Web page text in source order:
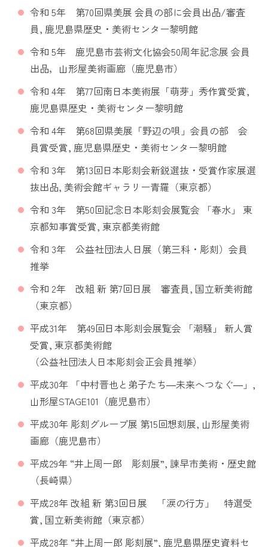
令和 5年 第70回県美展 会員の部に会員出品/審査
員, 鹿児島県歴史・美術センター黎明館
令和 5年 鹿児島市芸術文化協会50周年記念展 会員
出品，山形屋美術画廊（鹿児島市）
令和 4年 第77回南日本美術展「萌芽」秀作賞受賞,
鹿児島県歴史・美術センター黎明館
令和 4年 第68回県美展「野辺の唄」会員の部 会
員賞受賞, 鹿児島県歴史・美術センター黎明館
令和 3年 第13回日本彫刻会新鋭選抜・受賞作家展選
抜出品, 美術会館ギャラリー青羅（東京都）
令和 3年 第50回記念日本彫刻会展覧会 「春水」 東
京都知事賞受賞, 東京都美術館
令和 3年 公益社団法人日展（第三科・彫刻）会員
推挙
令和 2年 改組 新 第7回日展 審査員, 国立新美術館
（東京都）
平成31年 第49回日本彫刻会展覧会 「潮騒」 新人賞
受賞, 東京都美術館
（公益社団法人日本彫刻会正会員推挙）
平成30年 「中村晋也と弟子たち―未来へつなぐ―」,
山形屋STAGE101（鹿児島市）
平成30年 彫刻グループ展 第15回想刻展, 山形屋美術
画廊（鹿児島市）
平成29年 “井上周一郎 彫刻展”, 諫早市美術・歴史館
（長崎県）
平成28年 改組 新 第3回日展 「涙の行方」 特選受
賞, 国立新美術館（東京都）
平成28年 “井上周一郎 彫刻展”, 鹿児島県歴史資料セ